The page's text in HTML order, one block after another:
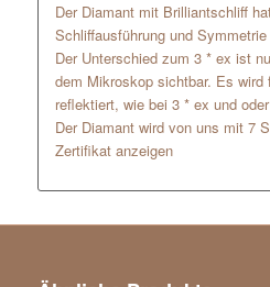
Der Diamant mit Brilliantschliff
Schliffausführung und
Der Unterschied zum 3 * ex ist
dem Mikroskop sichtbar. Es
reflektiert, wie bei 3 * ex und
Der Diamant wird von uns mit 7
Zertifikat anzeigen